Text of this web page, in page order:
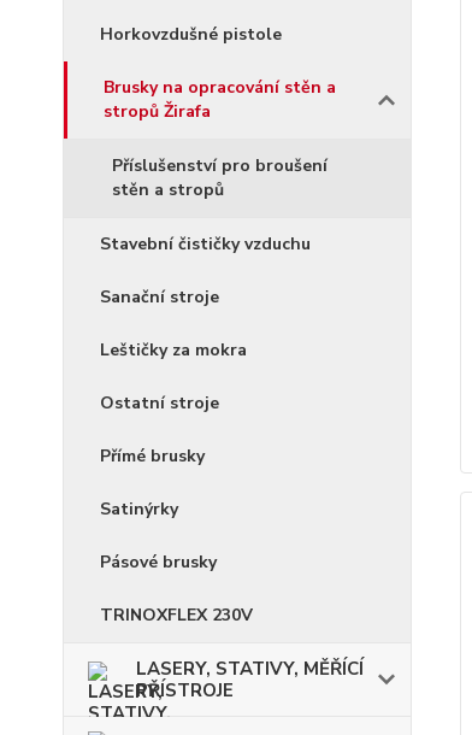
Horkovzdušné pistole
Brusky na opracování stěn a
stropů Žirafa
Příslušenství pro broušení
stěn a stropů
Stavební čističky vzduchu
Sanační stroje
Leštičky za mokra
Ostatní stroje
Přímé brusky
Satinýrky
Pásové brusky
TRINOXFLEX 230V
LASERY, STATIVY, MĚŘÍCÍ
PŘÍSTROJE